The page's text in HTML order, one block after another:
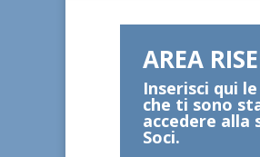
AREA
Inserisci qui
che ti sono
accedere alla
Soci.